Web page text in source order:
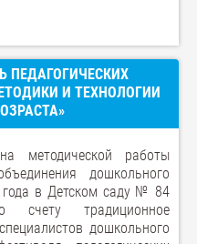
ПЕДАГОГИЧЕСКИХ
И ТЕХНОЛОГИИ
методической работы
дошкольного
в Детском саду № 84
счету традиционное
дошкольного